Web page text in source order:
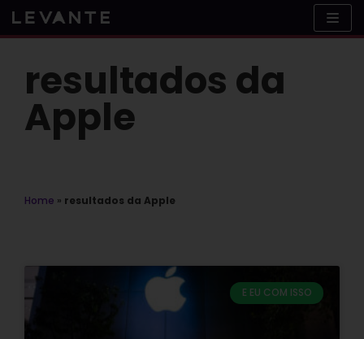
Skip
to
resultados da
Apple
Home » resultados da Apple
E EU COM ISSO